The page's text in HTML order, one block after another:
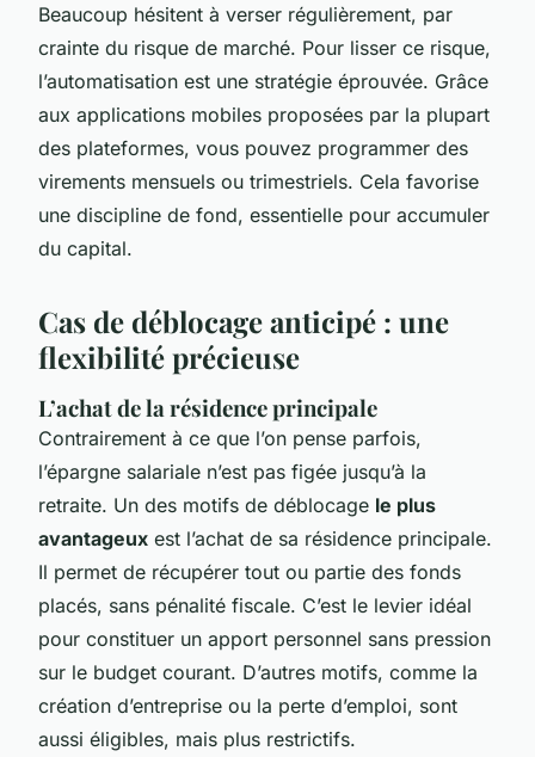
Beaucoup hésitent à verser régulièrement, par
crainte du risque de marché. Pour lisser ce risque,
l’automatisation est une stratégie éprouvée. Grâce
aux applications mobiles proposées par la plupart
des plateformes, vous pouvez programmer des
virements mensuels ou trimestriels. Cela favorise
une discipline de fond, essentielle pour accumuler
du capital.
Cas de déblocage anticipé : une
flexibilité précieuse
L’achat de la résidence principale
Contrairement à ce que l’on pense parfois,
l’épargne salariale n’est pas figée jusqu’à la
retraite. Un des motifs de déblocage le plus
avantageux est l’achat de sa résidence principale.
Il permet de récupérer tout ou partie des fonds
placés, sans pénalité fiscale. C’est le levier idéal
pour constituer un apport personnel sans pression
sur le budget courant. D’autres motifs, comme la
création d’entreprise ou la perte d’emploi, sont
aussi éligibles, mais plus restrictifs.